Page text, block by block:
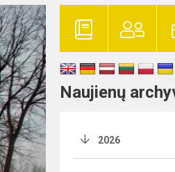
Naujienų
2026